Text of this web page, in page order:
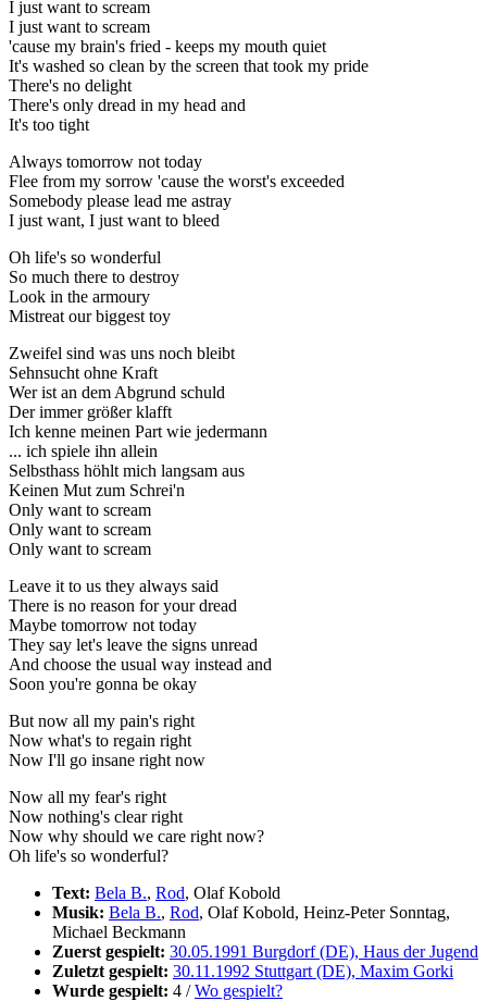
I just want to scream
I just want to scream
'cause my brain's fried - keeps my mouth quiet
It's washed so clean by the screen that took my pride
There's no delight
There's only dread in my head and
It's too tight
Always tomorrow not today
Flee from my sorrow 'cause the worst's exceeded
Somebody please lead me astray
I just want, I just want to bleed
Oh life's so wonderful
So much there to destroy
Look in the armoury
Mistreat our biggest toy
Zweifel sind was uns noch bleibt
Sehnsucht ohne Kraft
Wer ist an dem Abgrund schuld
Der immer größer klafft
Ich kenne meinen Part wie jedermann
... ich spiele ihn allein
Selbsthass höhlt mich langsam aus
Keinen Mut zum Schrei'n
Only want to scream
Only want to scream
Only want to scream
Leave it to us they always said
There is no reason for your dread
Maybe tomorrow not today
They say let's leave the signs unread
And choose the usual way instead and
Soon you're gonna be okay
But now all my pain's right
Now what's to regain right
Now I'll go insane right now
Now all my fear's right
Now nothing's clear right
Now why should we care right now?
Oh life's so wonderful?
Text: Bela B., Rod, Olaf Kobold
Musik: Bela B., Rod, Olaf Kobold, Heinz-Peter Sonntag,
Michael Beckmann
Zuerst gespielt: 30.05.1991 Burgdorf (DE), Haus der Jugend
Zuletzt gespielt: 30.11.1992 Stuttgart (DE), Maxim Gorki
Wurde gespielt: 4 /Wo gespielt?